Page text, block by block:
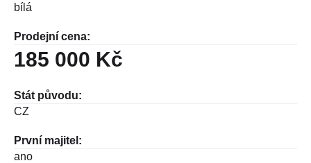
bílá
Prodejní cena:
185 000 Kč
Stát původu:
CZ
První majitel:
ano